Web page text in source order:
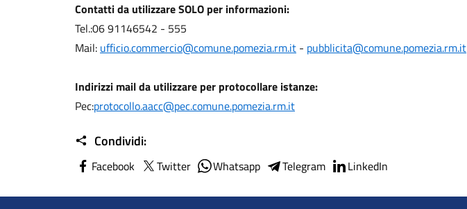
Contatti da utilizzare SOLO per informazioni:
Tel.:06 91146542 - 555
Mail: ufficio.commercio@comune.pomezia.rm.it - pubblicita@comune.pomezia.rm.it
Indirizzi mail da utilizzare per protocollare istanze:
Pec:protocollo.aacc@pec.comune.pomezia.rm.it
Condividi:
Facebook Twitter Whatsapp Telegram LinkedIn